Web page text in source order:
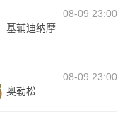
08-09 23:00
基辅迪纳摩
08-09 23:00
奥勒松